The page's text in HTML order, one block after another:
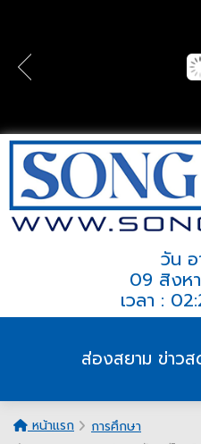
วัน
09 สิงห
เวลา :
ส่องสยาม ข่าวส
หน้าแรก
การศึกษา